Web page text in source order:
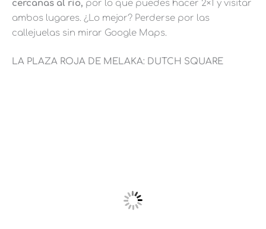
cercanas al río, por lo que puedes hacer 2×1 y visitar
ambos lugares. ¿Lo mejor? Perderse por las
callejuelas sin mirar Google Maps.
LA PLAZA ROJA DE MELAKA: DUTCH SQUARE